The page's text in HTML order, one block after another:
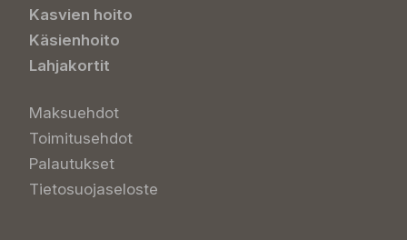
Kasvien hoito
Käsienhoito
Lahjakortit
Maksuehdot
Toimitusehdot
Palautukset
Tietosuojaseloste